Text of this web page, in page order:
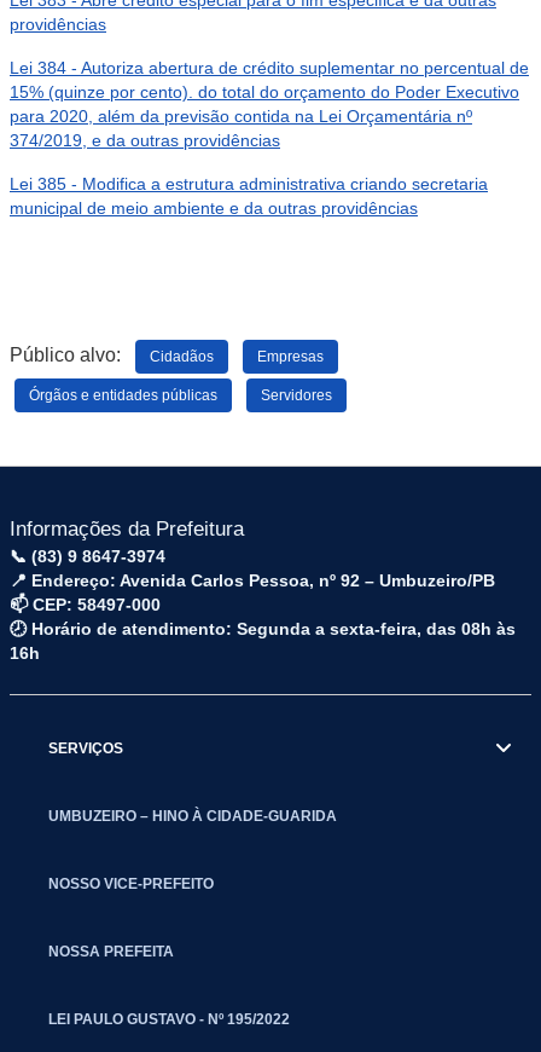
providências
Lei 384 - Autoriza abertura de crédito suplementar no percentual de
15% (quinze por cento). do total do orçamento do Poder Executivo
para 2020, além da previsão contida na Lei Orçamentária nº
374/2019, e da outras providências
Lei 385 - Modifica a estrutura administrativa criando secretaria
municipal de meio ambiente e da outras providências
Público alvo: Cidadãos Empresas
Órgãos e entidades públicas Servidores
Informações da Prefeitura
📞 (83) 9 8647-3974
📍 Endereço: Avenida Carlos Pessoa, nº 92 – Umbuzeiro/PB
📫 CEP: 58497-000
🕗 Horário de atendimento: Segunda a sexta-feira, das 08h às
16h
SERVIÇOS
UMBUZEIRO – HINO À CIDADE-GUARIDA
NOSSO VICE-PREFEITO
NOSSA PREFEITA
LEI PAULO GUSTAVO - Nº 195/2022